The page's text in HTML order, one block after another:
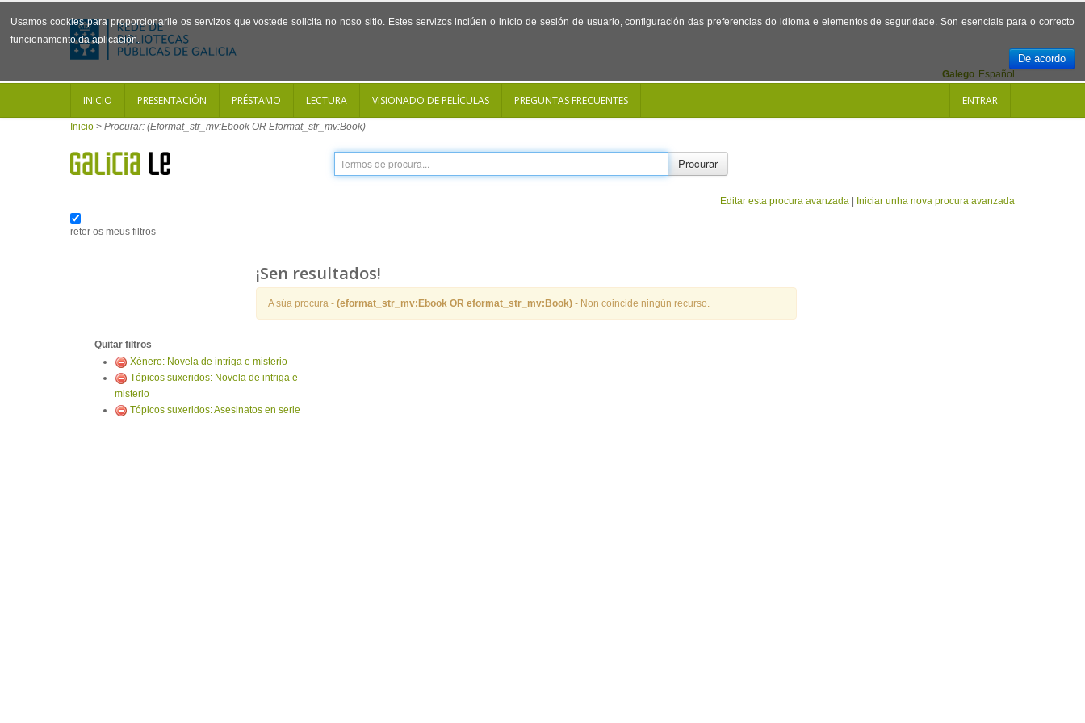
Usamos cookies para proporcionarlle os servizos que vostede solicita no noso sitio. Estes servizos inclúen o inicio de sesión de usuario, configuración das preferencias do idioma e elementos de seguridade. Son esenciais para o correcto
funcionamento da aplicación.
De acordo
Español
Galego
INICIO PRESENTACIÓN PRÉSTAMO LECTURA VISIONADO DE PELÍCULAS PREGUNTAS FRECUENTES ENTRAR
Inicio > Procurar: (Eformat_str_mv:Ebook OR Eformat_str_mv:Book)
Procurar
Editar esta procura avanzada Iniciar unha nova procura avanzada
reter os meus filtros
¡Sen resultados!
A súa procura - (eformat_str_mv:Ebook OR eformat_str_mv:Book) - Non coincide ningún recurso.
Quitar filtros
Xénero: Novela de intriga e misterio
Tópicos suxeridos: Novela de intriga e
misterio
Tópicos suxeridos: Asesinatos en serie